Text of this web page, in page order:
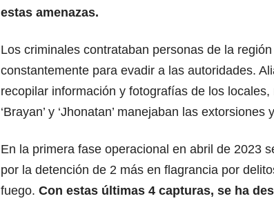
estas amenazas.
Los criminales contrataban personas de la
constantemente para evadir a las autoridades.
recopilar información y fotografías de los locales,
‘Brayan’ y ‘Jhonatan’ manejaban las extorsiones
En la primera fase operacional en abril de 2023
por la detención de 2 más en flagrancia por
fuego. Con estas últimas 4 capturas, se ha